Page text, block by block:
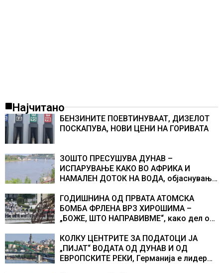
Најчитано
БЕНЗИНИТЕ ПОЕВТИНУВААТ, ДИЗЕЛОТ
ПОСКАПУВА, НОВИ ЦЕНИ НА ГОРИВАТА
ЗОШТО ПРЕСУШУВА ДУНАВ –
ИСПАРУВАЊЕ КАКО ВО АФРИКА И
НАМАЛЕН ДОТОК НА ВОДА, објаснување
ГОДИШНИНА ОД ПРВАТА АТОМСКА
БОМБА ФРЛЕНА ВРЗ ХИРОШИМА –
„БОЖЕ, ШТО НАПРАВИВМЕ“, како дел од
учесниците во бомбардирањето го
доживуваа овој настан што го промени
текот на историјата
КОЛКУ ЦЕНТРИТЕ ЗА ПОДАТОЦИ ЈА
„ПИЈАТ“ ВОДАТА ОД ДУНАВ И ОД
ЕВРОПСКИТЕ РЕКИ, Германија е лидер